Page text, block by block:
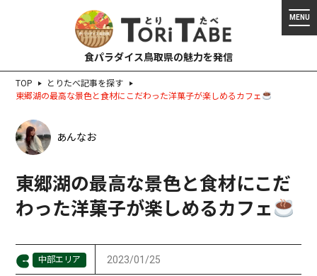
食パラダイス鳥取県の魅力を発信
TOP
とりたべ記事を探す
東郷湖の最高な景色と食材にこだわった洋菓子が楽しめるカフェ
あんなお
東郷湖の最高な景色と食材にこだ
わった洋菓子が楽しめるカフェ
中部エリア 2023/01/25